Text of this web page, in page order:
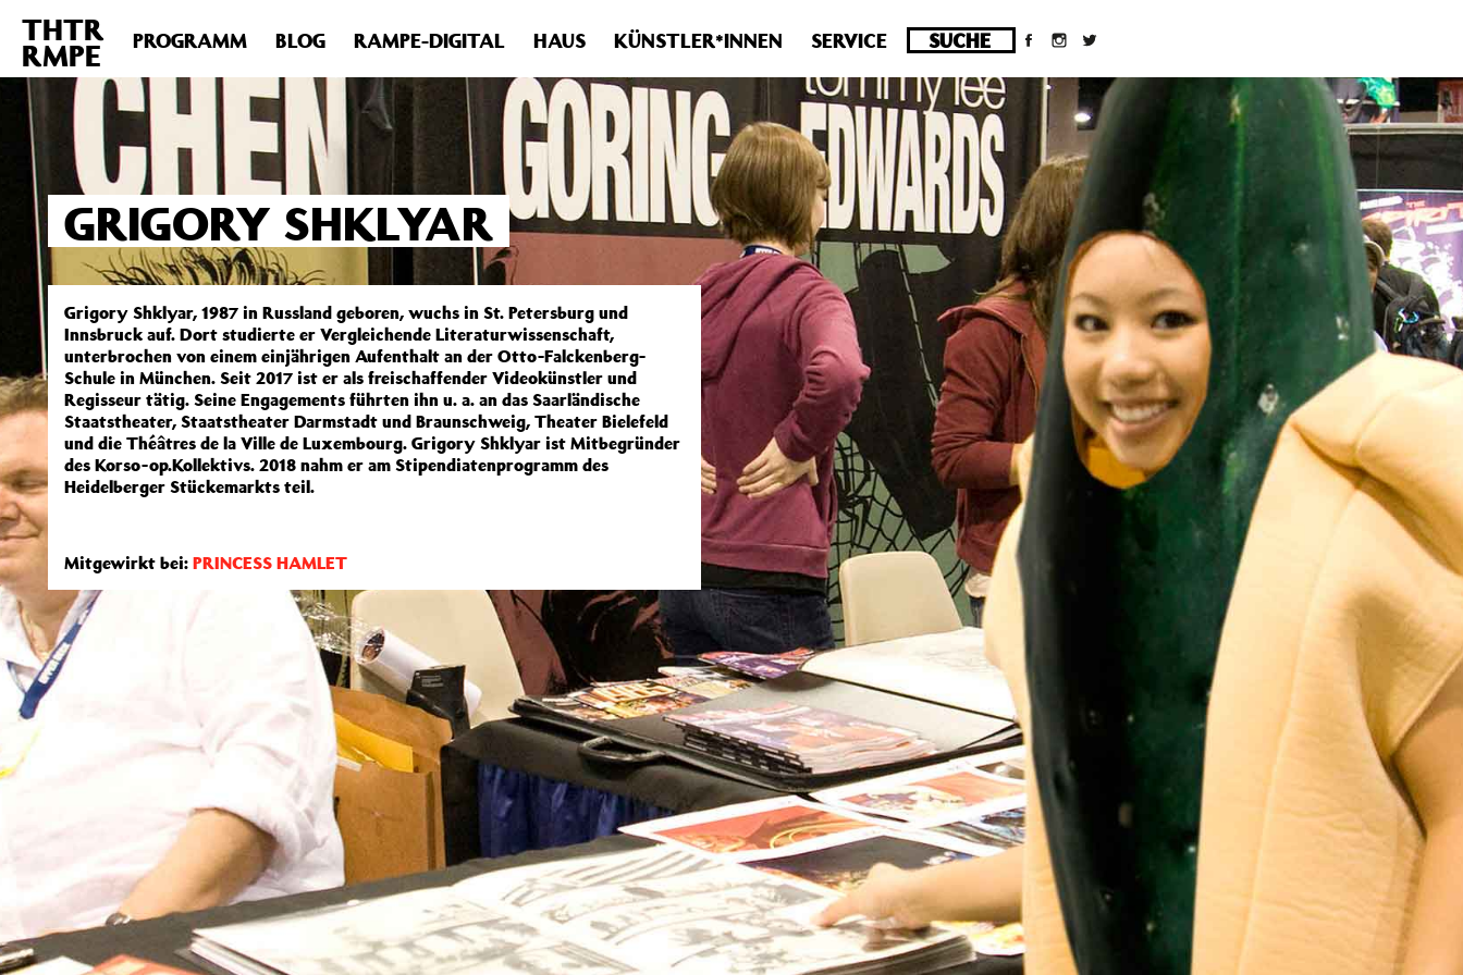
Deprecated : Die Funktion post_permalink ist seit Version 4.4.0 veraltet! Verwende stattdessen get_permalink(). in /homepages/10/d43051023/htdocs/wordpress/wp-
includes/functions.phpon line6031
THTR
RMPE PROGRAMM BLOG RAMPE-DIGITAL HAUS KÜNSTLER*INNEN SERVICE
GRIGORY SHKLYAR
Grigory Shklyar, 1987 in Russland geboren, wuchs in St. Petersburg und
Innsbruck auf. Dort studierte er Vergleichende Literaturwissenschaft,
unterbrochen von einem einjährigen Aufenthalt an der Otto-Falckenberg-
Schule in München. Seit 2017 ist er als freischaffender Videokünstler und
Regisseur tätig. Seine Engagements führten ihn u. a. an das Saarländische
Staatstheater, Staatstheater Darmstadt und Braunschweig, Theater Bielefeld
und die Théâtres de la Ville de Luxembourg. Grigory Shklyar ist Mitbegründer
des Korso-op.Kollektivs. 2018 nahm er am Stipendiatenprogramm des
Heidelberger Stückemarkts teil.
Mitgewirkt bei: PRINCESS HAMLET